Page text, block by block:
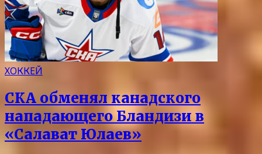
ХОККЕЙ
СКА обменял канадского
нападающего Бландизи в
«Салават Юлаев»